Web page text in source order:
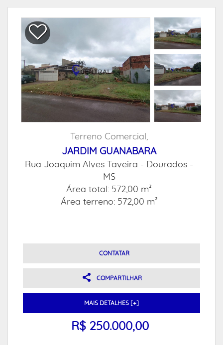
Terreno Comercial,
JARDIM GUANABARA
Rua Joaquim Alves Taveira - Dourados -
MS
Área total: 572,00 m²
Área terreno: 572,00 m²
CONTATAR
COMPARTILHAR
MAIS DETALHES [+]
R$ 250.000,00